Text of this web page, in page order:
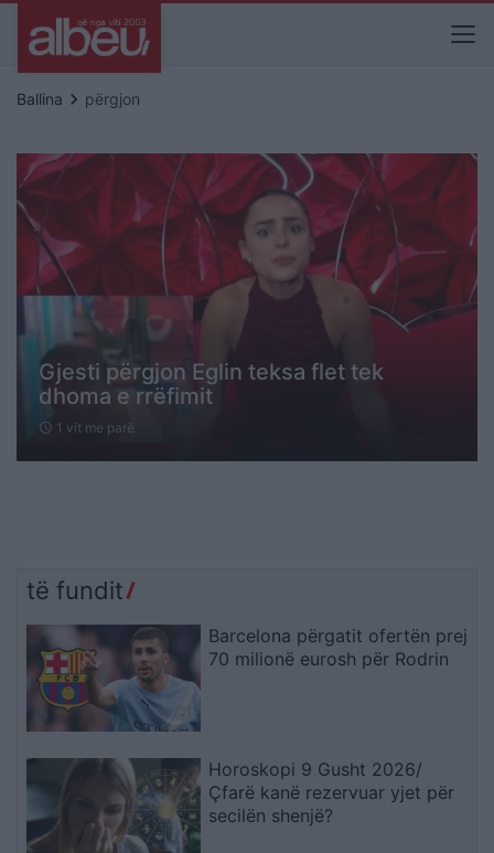
Ballina keyboard_arrow_right përgjon
Gjesti përgjon Eglin teksa flet tek
dhoma e rrëfimit
schedule 1 vit me parë
të fundit
Barcelona përgatit ofertën prej
70 milionë eurosh për Rodrin
Horoskopi 9 Gusht 2026/
Çfarë kanë rezervuar yjet për
secilën shenjë?